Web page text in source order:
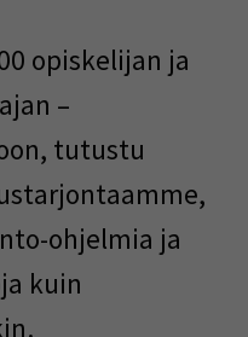
opiskelijan ja
–
tutustu
ohjelmia ja
kuin